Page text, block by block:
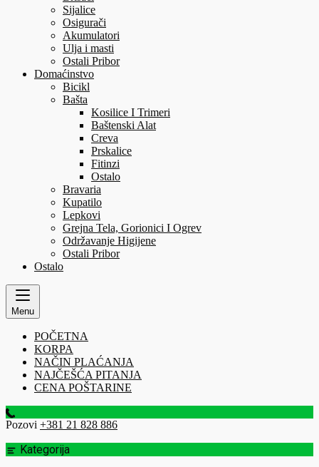
Sijalice
Osigurači
Akumulatori
Ulja i masti
Ostali Pribor
Domaćinstvo
Bicikl
Bašta
Kosilice I Trimeri
Baštenski Alat
Creva
Prskalice
Fitinzi
Ostalo
Bravaria
Kupatilo
Lepkovi
Grejna Tela, Gorionici I Ogrev
Održavanje Higijene
Ostali Pribor
Ostalo
Menu
POČETNA
KORPA
NAČIN PLAĆANJA
NAJČEŠĆA PITANJA
CENA POŠTARINE
Pozovi +381 21 828 886
Kategorija